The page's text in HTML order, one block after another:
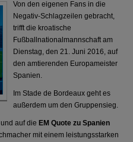
Von den eigenen Fans in die
Negativ-Schlagzeilen gebracht,
trifft die kroatische
Fußballnationalmannschaft am
Dienstag, den 21. Juni 2016, auf
den amtierenden Europameister
Spanien.
Im Stade de Bordeaux geht es
außerdem um den Gruppensieg.
auf die EM Quote zu Spanien
mit einem leistungsstarken